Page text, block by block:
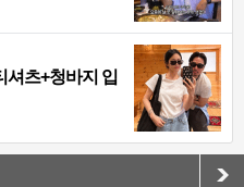
셔츠+청바지 입